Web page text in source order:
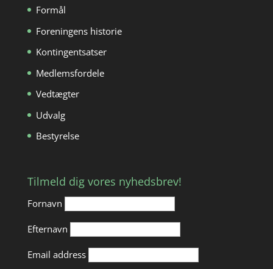
Formål
Foreningens historie
Kontingentsatser
Medlemsfordele
Vedtægter
Udvalg
Bestyrelse
Tilmeld dig vores nyhedsbrev!
Fornavn
Efternavn
Email address